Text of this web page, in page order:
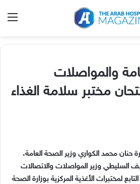
والمواصلات
مختبر سلامة الغذاء
حنان محمد الكواري وزير الصحة العامة،
السليطي وزير المواصلات والاتصالات
لمختبرات الأغذية المركزية بوزارة الصحة